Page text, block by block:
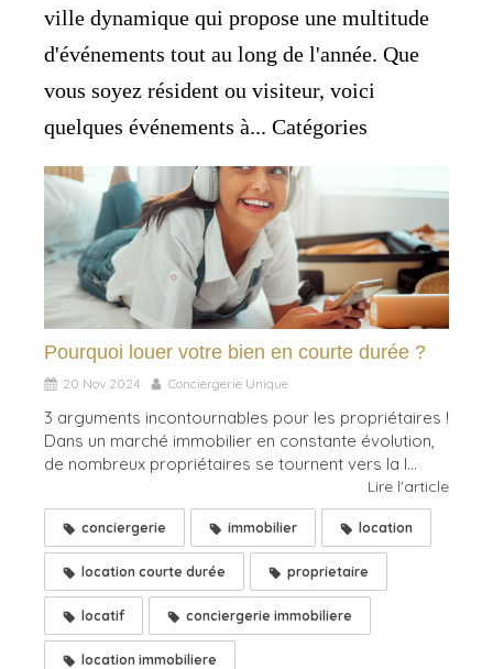
ville dynamique qui propose une multitude
d'événements tout au long de l'année. Que
vous soyez résident ou visiteur, voici
quelques événements à... Catégories
Pourquoi louer votre bien en courte durée ?
20 Nov 2024 Conciergerie Unique
3 arguments incontournables pour les propriétaires !
Dans un marché immobilier en constante évolution,
de nombreux propriétaires se tournent vers la l...
Lire l'article
conciergerie immobilier location
location courte durée proprietaire
locatif conciergerie immobiliere
location immobiliere